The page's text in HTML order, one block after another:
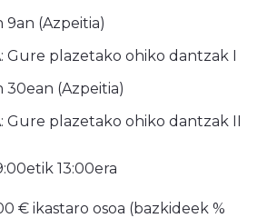
9an (Azpeitia)
Gure plazetako ohiko dantzak I
30ean (Azpeitia)
Gure plazetako ohiko dantzak II
13:00era
€ ikastaro osoa (bazkideek %